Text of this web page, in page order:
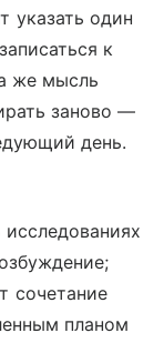
указать один
к
же мысль
заново —
день.
сочетание
планом